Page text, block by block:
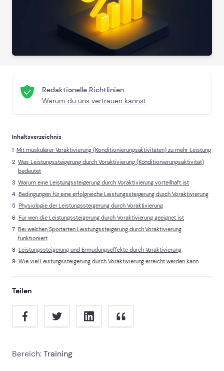
Redaktionelle Richtlinien
Warum du uns vertrauen kannst
Inhaltsverzeichnis
Mit muskulärer Voraktivierung (Konditionierungsaktivitäten) zu mehr Leistung
Was Leistungssteigerung durch Voraktivierung (Konditionierungsaktivität)
bedeutet
Warum eine Leistungssteigerung durch Voraktivierung vorteilhaft ist
Bedingungen für eine erfolgreiche Leistungssteigerung durch Voraktivierung
Physiologie der Leistungssteigerung durch Voraktivierung
Für wen die Leistungssteigerung durch Voraktivierung geeignet ist
Bei welchen Sportarten Leistungssteigerung durch Voraktivierung
funktioniert
Leistungssteigerung und Ermüdungseffekte durch Voraktivierung
Wie viel Leistungssteigerung durch Voraktivierung erreicht werden kann
Teilen
Bereich:Training